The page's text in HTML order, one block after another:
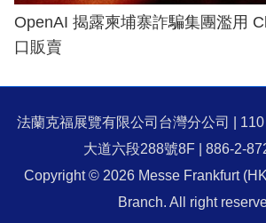
OpenAI 揭露柬埔寨詐騙集團濫用
口販賣
法蘭克福展覽有限公司台灣分公司 |
大道六段288號8F | 886-2-
Copyright © 2026 Messe Frankfurt
Branch. All right